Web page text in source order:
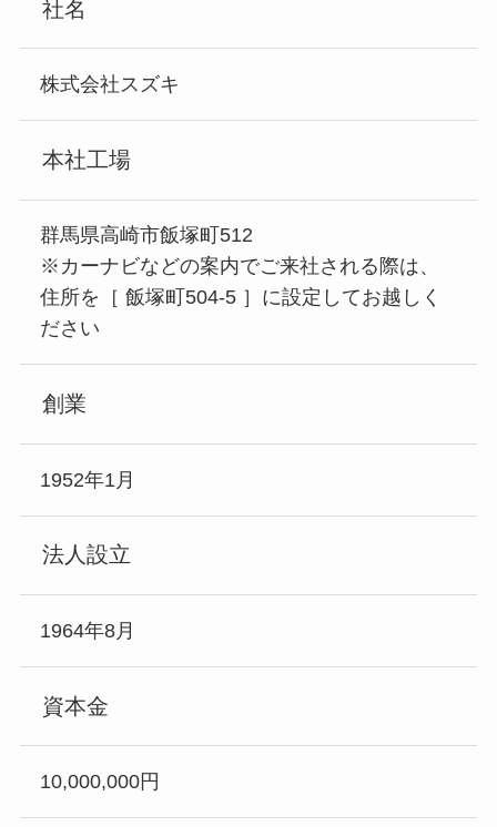
社名
株式会社スズキ
本社工場
群馬県高崎市飯塚町512
※カーナビなどの案内でご来社される際は、
住所を［ 飯塚町504-5 ］に設定してお越しく
ださい
創業
1952年1月
法人設立
1964年8月
資本金
10,000,000円